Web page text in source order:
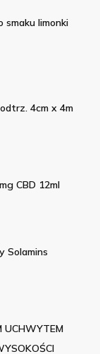
limonki
4cm x 4m
CBD 12ml
Solamins
UCHWYTEM